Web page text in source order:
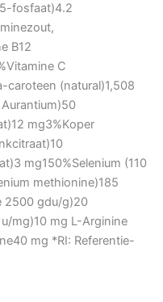
fosfaat)4.2
B12
C
caroteen (natural)1,508
mg3%Koper
mg150%Selenium (110
methionine)185
2500 gdu/g)20
mg)10 mg L-Arginine
mg *RI: Referentie-